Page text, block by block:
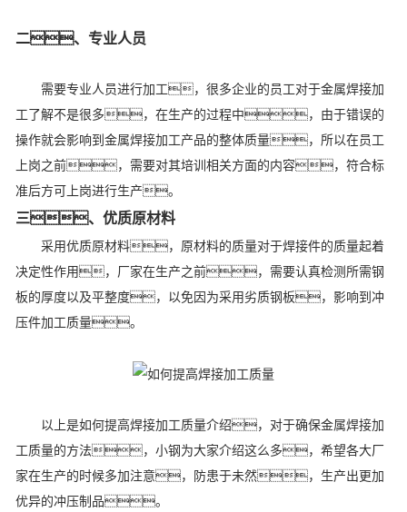
二、专业人员
需要专业人员进行加工，很多企业的员工对于金属焊接加
工了解不是很多，在生产的过程中，由于错误的
操作就会影响到金属焊接加工产品的整体质量，所以在员工
上岗之前，需要对其培训相关方面的内容，符合标
准后方可上岗进行生产。
三、优质原材料
采用优质原材料，原材料的质量对于焊接件的质量起着
决定性作用，厂家在生产之前，需要认真检测所需钢
板的厚度以及平整度，以免因为采用劣质钢板，影响到冲
压件加工质量。
以上是如何提高焊接加工质量介绍，对于确保金属焊接加
工质量的方法，小钢为大家介绍这么多，希望各大厂
家在生产的时候多加注意，防患于未然，生产出更加
优异的冲压制品。